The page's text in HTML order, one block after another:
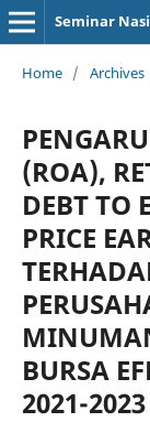
Seminar
Home / Archives
(ROA),
DEBT TO
PRICE
BURSA
2021-2023